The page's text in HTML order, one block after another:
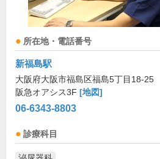
所在地・電話番号
新福島駅
大阪府大阪市福島区福島5丁目18-25
阪急オアシス3F [地図]
06-6343-8803
診療科目